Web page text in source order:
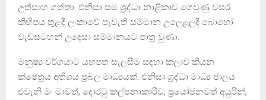
උත්සාහ ගත්තා. එනිසා සම ශ්‍රද්ධා නාළිකාව ගෙවුණු වසර
කිහිපය තුළදී ලංකාවේ පැවැති සම්මාන උලෙළලදී බොහෝ
වැඩසටහන් උදෙසා සම්මානයට පාත්‍ර වුණා.
මනුෂ්‍ය වර්ගයාට යහපත සැලසීම සඳහා කලාව කියන
ක්ෂේත්‍රය අතිශය ප්‍රබල මාධ්‍යයක්. එනිසා ශ්‍රද්ධා මාධ්‍ය ජාලය
එවැනි මං මාවත්, දොරටු කල්පනාකාරීව, ප්‍රයෝජනවත් අයුරින්,